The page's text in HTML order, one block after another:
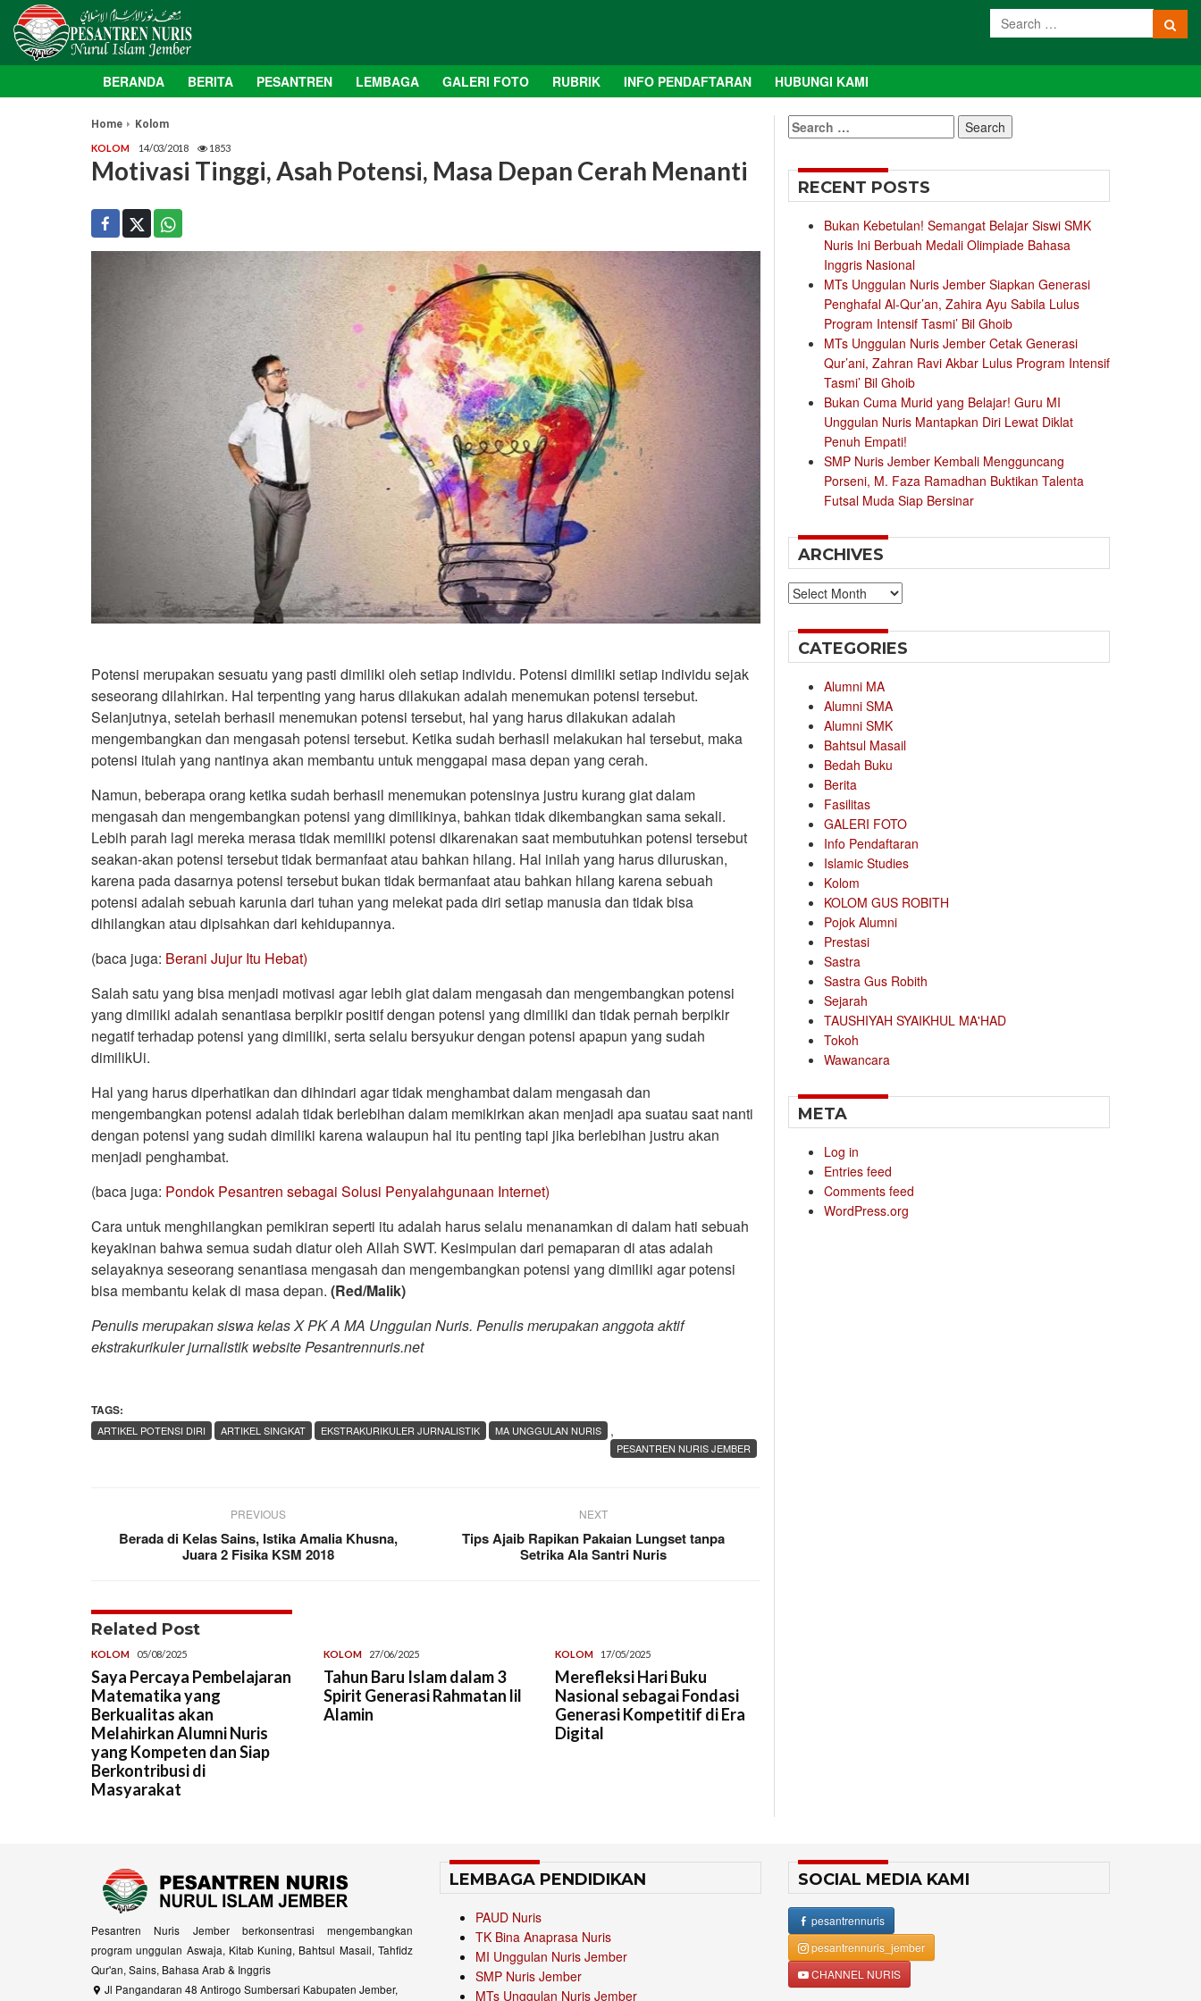
BERANDA BERITA PESANTREN LEMBAGA GALERI FOTO RUBRIK INFO PENDAFTARAN HUBUNGI KAMI
Home Kolom
KOLOM 14/03/2018 1853
Motivasi Tinggi, Asah Potensi, Masa Depan Cerah Menanti
Potensi merupakan sesuatu yang pasti dimiliki oleh setiap individu. Potensi dimiliki setiap individu sejak
seseorang dilahirkan. Hal terpenting yang harus dilakukan adalah menemukan potensi tersebut.
Selanjutnya, setelah berhasil menemukan potensi tersebut, hal yang harus dilakukan adalah
mengembangkan dan mengasah potensi tersebut. Ketika sudah berhasil melakukan hal tersebut, maka
potensi itulah yang nantinya akan membantu untuk menggapai masa depan yang cerah.
Namun, beberapa orang ketika sudah berhasil menemukan potensinya justru kurang giat dalam
mengasah dan mengembangkan potensi yang dimilikinya, bahkan tidak dikembangkan sama sekali.
Lebih parah lagi mereka merasa tidak memiliki potensi dikarenakan saat membutuhkan potensi tersebut
seakan-akan potensi tersebut tidak bermanfaat atau bahkan hilang. Hal inilah yang harus diluruskan,
karena pada dasarnya potensi tersebut bukan tidak bermanfaat atau bahkan hilang karena sebuah
potensi adalah sebuah karunia dari tuhan yang melekat pada diri setiap manusia dan tidak bisa
dihilangkan atau dipisahkan dari kehidupannya.
(baca juga: Berani Jujur Itu Hebat)
Salah satu yang bisa menjadi motivasi agar lebih giat dalam mengasah dan mengembangkan potensi
yang dimiliki adalah senantiasa berpikir positif dengan potensi yang dimiliki dan tidak pernah berpikir
negatif terhadap potensi yang dimiliki, serta selalu bersyukur dengan potensi apapun yang sudah
dimilikUi.
Hal yang harus diperhatikan dan dihindari agar tidak menghambat dalam mengasah dan
mengembangkan potensi adalah tidak berlebihan dalam memikirkan akan menjadi apa suatau saat nanti
dengan potensi yang sudah dimiliki karena walaupun hal itu penting tapi jika berlebihan justru akan
menjadi penghambat.
(baca juga: Pondok Pesantren sebagai Solusi Penyalahgunaan Internet)
Cara untuk menghilangkan pemikiran seperti itu adalah harus selalu menanamkan di dalam hati sebuah
keyakinan bahwa semua sudah diatur oleh Allah SWT. Kesimpulan dari pemaparan di atas adalah
selayaknya seseorang senantiasa mengasah dan mengembangkan potensi yang dimiliki agar potensi
bisa membantu kelak di masa depan. (Red/Malik)
Penulis merupakan siswa kelas X PK A MA Unggulan Nuris. Penulis merupakan anggota aktif
ekstrakurikuler jurnalistik website Pesantrennuris.net
TAGS:
,
ARTIKEL POTENSI DIRI ARTIKEL SINGKAT EKSTRAKURIKULER JURNALISTIK
MA UNGGULAN NURIS
PESANTREN NURIS JEMBER
PREVIOUS
Berada di Kelas Sains, Istika Amalia Khusna,
Juara 2 Fisika KSM 2018
NEXT
Tips Ajaib Rapikan Pakaian Lungset tanpa
Setrika Ala Santri Nuris
Related Post
KOLOM 05/08/2025
Saya Percaya Pembelajaran
Matematika yang
Berkualitas akan
Melahirkan Alumni Nuris
yang Kompeten dan Siap
Berkontribusi di
Masyarakat
KOLOM 27/06/2025
Tahun Baru Islam dalam 3
Spirit Generasi Rahmatan lil
Alamin
KOLOM 17/05/2025
Merefleksi Hari Buku
Nasional sebagai Fondasi
Generasi Kompetitif di Era
Digital
Search
for:
RECENT POSTS
Bukan Kebetulan! Semangat Belajar Siswi SMK
Nuris Ini Berbuah Medali Olimpiade Bahasa
Inggris Nasional
MTs Unggulan Nuris Jember Siapkan Generasi
Penghafal Al-Qur’an, Zahira Ayu Sabila Lulus
Program Intensif Tasmi’ Bil Ghoib
MTs Unggulan Nuris Jember Cetak Generasi
Qur’ani, Zahran Ravi Akbar Lulus Program Intensif
Tasmi’ Bil Ghoib
Bukan Cuma Murid yang Belajar! Guru MI
Unggulan Nuris Mantapkan Diri Lewat Diklat
Penuh Empati!
SMP Nuris Jember Kembali Mengguncang
Porseni, M. Faza Ramadhan Buktikan Talenta
Futsal Muda Siap Bersinar
ARCHIVES
Archives
CATEGORIES
Alumni MA
Alumni SMA
Alumni SMK
Bahtsul Masail
Bedah Buku
Berita
Fasilitas
GALERI FOTO
Info Pendaftaran
Islamic Studies
Kolom
KOLOM GUS ROBITH
Pojok Alumni
Prestasi
Sastra
Sastra Gus Robith
Sejarah
TAUSHIYAH SYAIKHUL MA'HAD
Tokoh
Wawancara
META
Log in
Entries feed
Comments feed
WordPress.org
Pesantren Nuris Jember berkonsentrasi mengembangkan
program unggulan Aswaja, Kitab Kuning, Bahtsul Masail, Tahfidz
Qur'an, Sains, Bahasa Arab & Inggris
Jl Pangandaran 48 Antirogo Sumbersari Kabupaten Jember,
LEMBAGA PENDIDIKAN
PAUD Nuris
TK Bina Anaprasa Nuris
MI Unggulan Nuris Jember
SMP Nuris Jember
MTs Unggulan Nuris Jember
SOCIAL MEDIA KAMI
pesantrennuris
pesantrennuris_jember
CHANNEL NURIS